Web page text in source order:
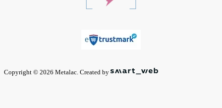
Copyright © 2026 Metalac. Created by